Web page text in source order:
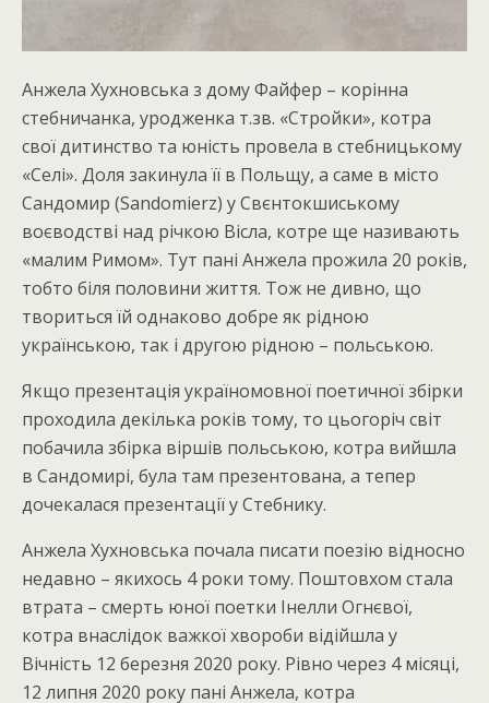
Анжела Хухновська з дому Файфер – корінна
стебничанка, уродженка т.зв. «Стройки», котра
свої дитинство та юність провела в стебницькому
«Селі». Доля закинула її в Польщу, а саме в місто
Сандомир (Sandomierz) у Свєнтокшиському
воєводстві над річкою Вісла, котре ще називають
«малим Римом». Тут пані Анжела прожила 20 років,
тобто біля половини життя. Тож не дивно, що
твориться їй однаково добре як рідною
українською, так і другою рідною – польською.
Якщо презентація україномовної поетичної збірки
проходила декілька років тому, то цьогоріч світ
побачила збірка віршів польською, котра вийшла
в Сандомирі, була там презентована, а тепер
дочекалася презентації у Стебнику.
Анжела Хухновська почала писати поезію відносно
недавно – якихось 4 роки тому. Поштовхом стала
втрата – смерть юної поетки Інелли Огнєвої,
котра внаслідок важкої хвороби відійшла у
Вічність 12 березня 2020 року. Рівно через 4 місяці,
12 липня 2020 року пані Анжела, котра